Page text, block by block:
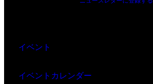
イベント
イベントカレンダー